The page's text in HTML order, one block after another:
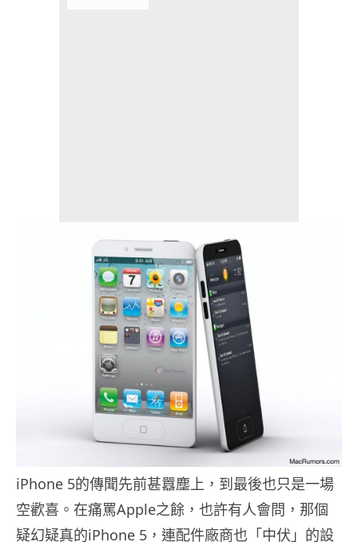
iPhone 5的傳聞先前甚囂塵上，到最後也只是一場
空歡喜。在痛罵Apple之餘，也許有人會問，那個
疑幻疑真的iPhone 5，連配件廠商也「中伏」的設